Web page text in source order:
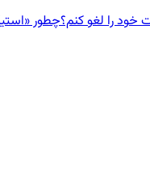
را لغو کنم؟چطور